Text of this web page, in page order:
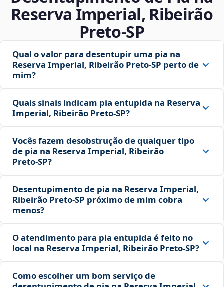
Reserva Imperial, Ribeirão
Preto‑SP
Qual o valor para desentupir uma pia na
Reserva Imperial, Ribeirão Preto‑SP perto de
mim?
Quais sinais indicam pia entupida na Reserva
Imperial, Ribeirão Preto‑SP?
Vocês fazem desobstrução de qualquer tipo
de pia na Reserva Imperial, Ribeirão
Preto‑SP?
Desentupimento de pia na Reserva Imperial,
Ribeirão Preto‑SP próximo de mim cobra
menos?
O atendimento para pia entupida é feito no
local na Reserva Imperial, Ribeirão Preto‑SP?
Como escolher um bom serviço de